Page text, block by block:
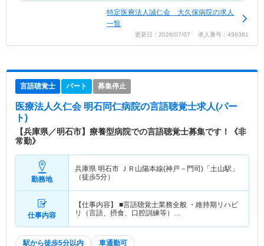
特定医療法人誠仁会 大久保病院の求人
一覧
更新日：2026/07/07 求人番号：496381
言語聴覚士 パート 募集停止
医療法人久仁会 明石同仁病院の言語聴覚士求人(パー
ト)
【兵庫県／明石市】療養型病院での言語聴覚士募集です！《非
常勤》
勤務地
兵庫県 明石市 ＪＲ山陽本線(神戸－門司)「土山駅」
（徒歩5分）
仕事内容
【仕事内容】 ■言語聴覚士業務全般 ・維持期リハビ
リ（言語、摂食、口腔訓練等）…
駅から徒歩5分以内 車通勤可